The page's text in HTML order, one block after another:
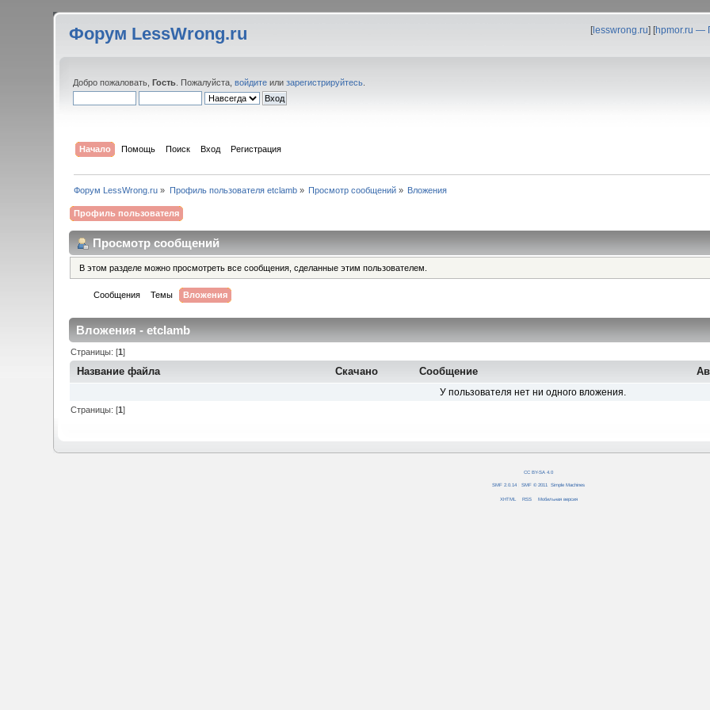
Форум LessWrong.ru [lesswrong.ru] [hpmor.ru
Добро пожаловать,Гость . Пожалуйста,войдите илизарегистрируйтесь
Начало Помощь Поиск Вход Регистрация
Форум LessWrong.ru » Профиль пользователя etclamb» Просмотр сообщений » Вложения
Профиль пользователя
Просмотр сообщений
В этом разделе можно просмотреть все сообщения, сделанные этим пользователем.
Сообщения Темы Вложения
Вложения - etclamb
Страницы: [1]
Название файла Скачано Сообщение
У пользователя нет ни одного вложения.
Страницы: [1]
CC BY-SA 4.0
SMF 2.0.14 SMF © 2011 Simple Machines
XHTML RSS Мобильная версия